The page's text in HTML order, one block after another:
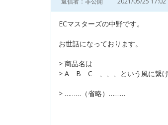
ECマスターズの中野です。
お世話になっております。
> 商品名は
> A B C 、、、という風に繋げ
> ………（省略）………